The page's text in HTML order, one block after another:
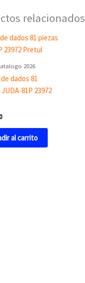
relacionados
2026
dados 81
81P 23972
al carrito